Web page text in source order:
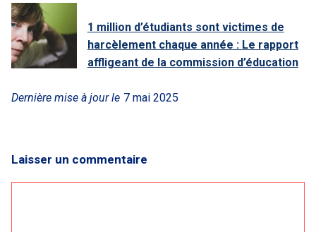
1 million d’étudiants sont victimes de
harcèlement chaque année : Le rapport
affligeant de la commission d’éducation
Dernière mise à jour le 7 mai 2025
Laisser un commentaire